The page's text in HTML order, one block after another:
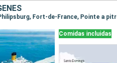
Comidas incluidas